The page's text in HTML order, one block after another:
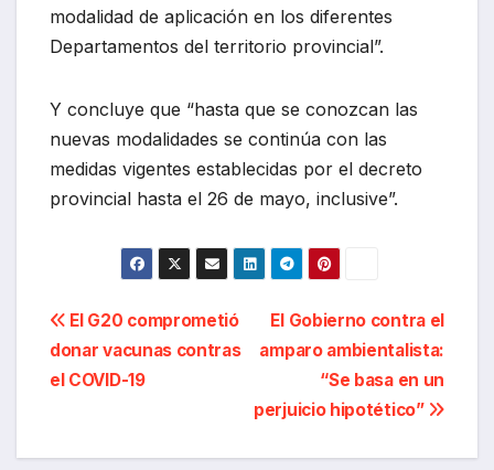
modalidad de aplicación en los diferentes
Departamentos del territorio provincial”.
Y concluye que “hasta que se conozcan las
nuevas modalidades se continúa con las
medidas vigentes establecidas por el decreto
provincial hasta el 26 de mayo, inclusive”.
Navegación
de
El Gobierno contra el
amparo ambientalista:
“Se basa en un
perjuicio hipotético”
El G20 comprometió
donar vacunas contras
el COVID-19